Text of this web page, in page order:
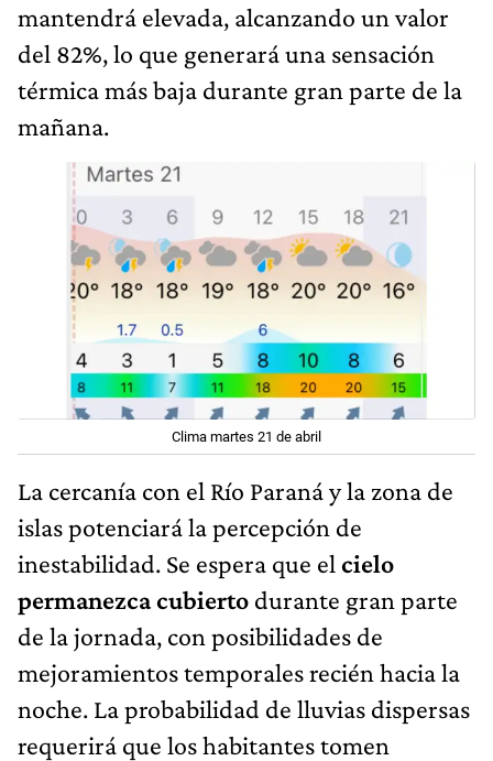
mantendrá elevada, alcanzando un valor
del 82%, lo que generará una sensación
térmica más baja durante gran parte de la
mañana.
Clima martes 21 de abril
La cercanía con el Río Paraná y la zona de
islas potenciará la percepción de
inestabilidad. Se espera que el cielo
permanezca cubierto durante gran parte
de la jornada, con posibilidades de
mejoramientos temporales recién hacia la
noche. La probabilidad de lluvias dispersas
requerirá que los habitantes tomen